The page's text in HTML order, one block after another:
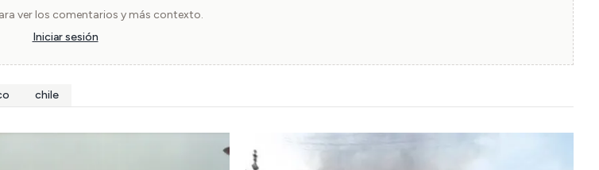
ver los comentarios y más contexto.
Iniciar sesión
chile